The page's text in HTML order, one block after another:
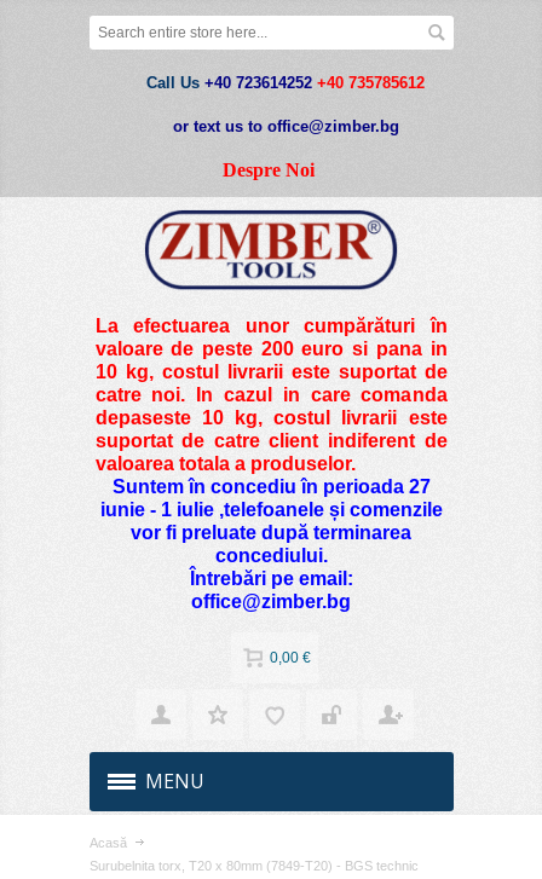
Call Us +40 723614252 +40 735785612
or text us to office@zimber.bg
Despre Noi
La efectuarea unor cumpărături în
valoare de peste200 euro si pana in
10 kg, costul livrarii este suportat de
catre noi. In cazul in care comanda
depaseste 10 kg, costul livrarii este
suportat de catre client indiferent de
valoarea totala a produselor.
Suntem în concediu în perioada 27
iunie - 1 iulie ,telefoanele și comenzile
vor fi preluate după terminarea
concediului.
Întrebări pe email:
office@zimber.bg
0,00 €
MENU
Acasă
Surubelnita torx, T20 x 80mm (7849-T20) - BGS technic